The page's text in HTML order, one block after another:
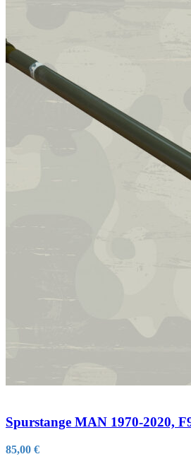
Spurstange MAN 1970-2020,
85,00 €